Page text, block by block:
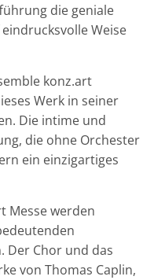
die geniale
Weise
konz.art
Werk in seiner
Die intime und
die ohne Orchester
ein einzigartiges
Messe werden
Der Chor und das
von Thomas Caplin,